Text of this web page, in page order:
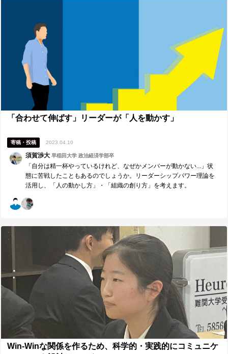
「合わせて伸ばす」リーダーが「人を動かす」
寄稿・投稿 2023.04.10
須賀渉大早稲田大学 政治経済学部卒
「自分は精一杯やっているけれど、なぜかメンバーが動かない...」状
態に苦戦したこともあるのでしょうか。リーダーシップパワー理論を
活用し、「人の動かし方」・「組織の創り方」を考えます。
Win-Winな関係を作るため、科学的・実践的にコミュニケ